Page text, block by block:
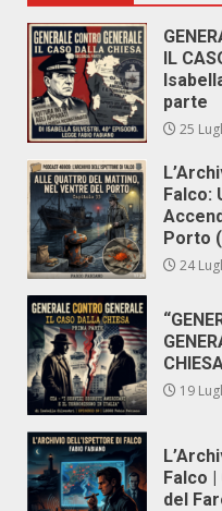
IL
parte
25
Falco:
Porto
24
19
Falco |
del